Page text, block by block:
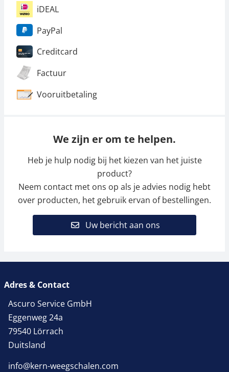
iDEAL
PayPal
Creditcard
Factuur
Vooruitbetaling
We zijn er om te helpen.
Heb je hulp nodig bij het kiezen van het juiste
product?
Neem contact met ons op als je advies nodig hebt
over producten, het gebruik ervan of bestellingen.
Uw bericht aan ons
Adres & Contact
Ascuro Service GmbH
Eggenweg 24a
79540 Lörrach
Duitsland
info@kern-weegschalen.com